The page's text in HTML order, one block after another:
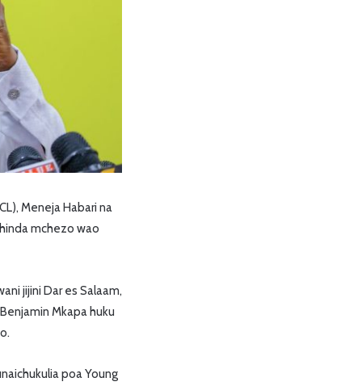
Meneja Habari na
mchezo wao
jijini Dar es Salaam,
Mkapa huku
poa Young